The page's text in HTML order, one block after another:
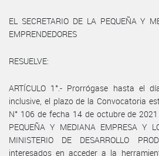
EL SECRETARIO DE LA PEQUEÑA Y
EMPRENDEDORES
RESUELVE:
ARTÍCULO 1°.- Prorrógase hasta el
inclusive, el plazo de la Convocatoria
N° 106 de fecha 14 de octubre de 2021
PEQUEÑA Y MEDIANA EMPRESA Y
MINISTERIO DE DESARROLLO
interesados en acceder a la